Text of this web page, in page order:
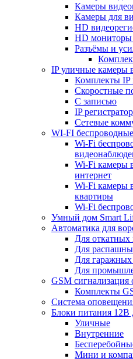
Камеры
Камеры для
HD
HD мониторы
Разъёмы и
IP уличные камеры
Комплекты IP
Скоростные
С записью
IP
Сетевые
WI-FI
Wi-Fi
Wi-Fi камеры
интернет
Wi-Fi камеры
квартиры
Wi-Fi
Умный дом Smart
Автоматика для
Для откатных
Для
Для
Для
GSM сигнализация
Комплекты
Cистема
Блоки питания 12В
Уличные
Внутренние
Мини и